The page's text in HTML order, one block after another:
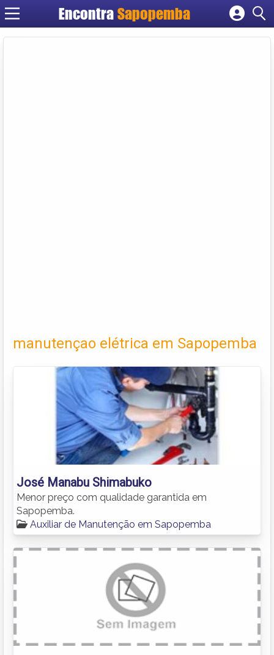
Encontra Sapopemba
Cadastrar empresa
manutençao elétrica em Sapopemba
José Manabu Shimabuko
Menor preço com qualidade garantida em
Sapopemba.
Auxiliar de Manutenção em Sapopemba